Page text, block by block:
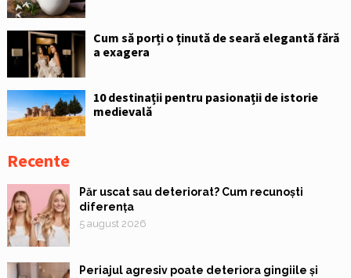
Cum să porți o ținută de seară elegantă fără
a exagera
10 destinații pentru pasionații de istorie
medievală
Recente
Păr uscat sau deteriorat? Cum recunoști
diferența
5 august 2026
Periajul agresiv poate deteriora gingiile și